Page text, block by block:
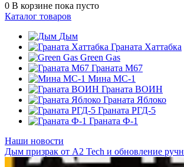
0 В корзине пока пусто
Каталог товаров
Дым
Граната Хаттабка
Green Gas
Граната М67
Мина МС-1
Граната ВОИН
Граната Яблоко
Граната РГД-5
Граната Ф-1
Наши новости
Дым призрак от А2 Tech и обновление